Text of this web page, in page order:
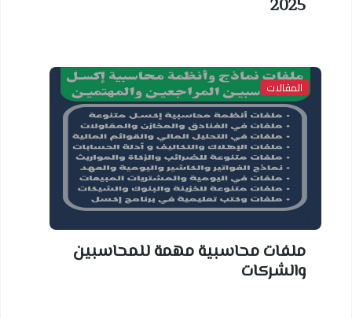
2025
المقالات
ملفات محاسبية مهمة للمحاسبين
والشركات